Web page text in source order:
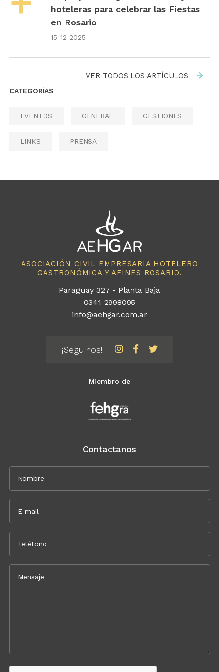
hoteleras para celebrar las Fiestas
en Rosario
15-12-2025
VER TODOS LOS ARTÍCULOS
CATEGORÍAS
EVENTOS GENERAL GESTIONES
LINKS PRENSA
ASOCIACIÓN CIVIL EMPRESARIA HOTELERO
GASTRONÓMICA Y AFINES ROSARIO.
Paraguay 327 - Planta Baja
0341-2998095
info@aehgar.com.ar
¡Seguinos!
Miembro de
Contactanos